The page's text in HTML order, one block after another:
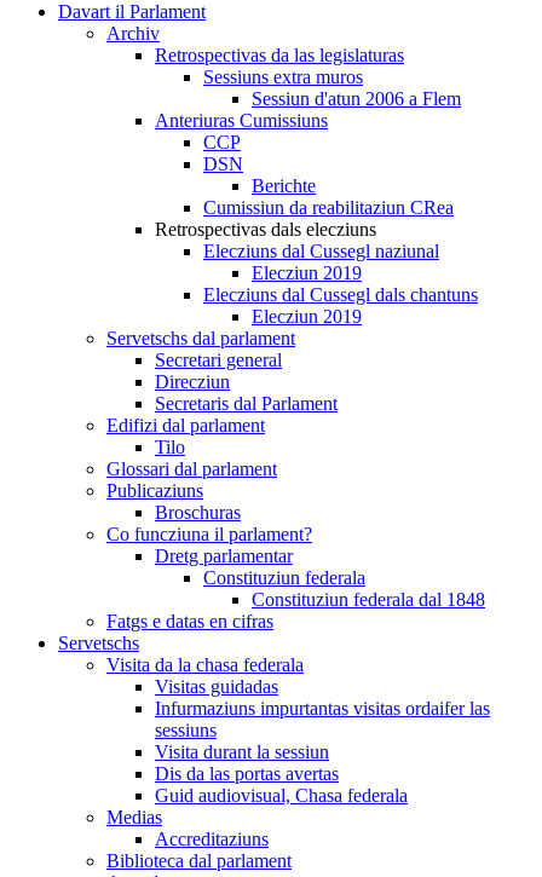
Davart il Parlament
Archiv
Retrospectivas da las legislaturas
Sessiuns extra muros
Sessiun d'atun 2006 a Flem
Anteriuras Cumissiuns
CCP
DSN
Berichte
Cumissiun da reabilitaziun CRea
Retrospectivas dals elecziuns
Elecziuns dal Cussegl naziunal
Elecziun 2019
Elecziuns dal Cussegl dals chantuns
Elecziun 2019
Servetschs dal parlament
Secretari general
Direcziun
Secretaris dal Parlament
Edifizi dal parlament
Tilo
Glossari dal parlament
Publicaziuns
Broschuras
Co funcziuna il parlament?
Dretg parlamentar
Constituziun federala
Constituziun federala dal 1848
Fatgs e datas en cifras
Servetschs
Visita da la chasa federala
Visitas guidadas
Infurmaziuns impurtantas visitas ordaifer las
sessiuns
Visita durant la sessiun
Dis da las portas avertas
Guid audiovisual, Chasa federala
Medias
Accreditaziuns
Biblioteca dal parlament